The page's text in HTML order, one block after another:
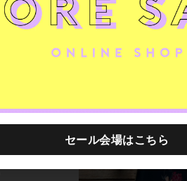
人気ワード セール 40th限定